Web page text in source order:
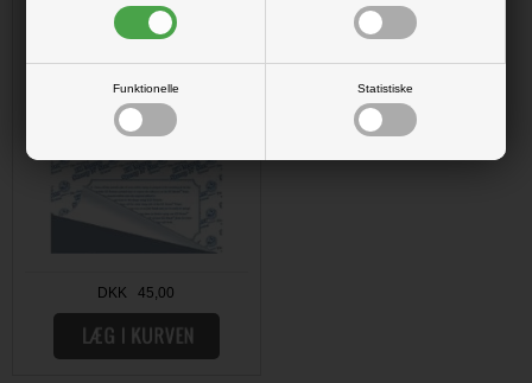
Funktionelle Statistiske
DKK 45,00